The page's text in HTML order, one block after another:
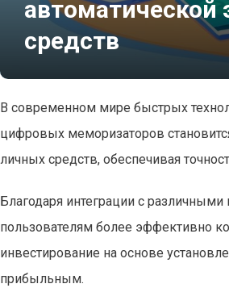
средств
В современном мире быстрых
цифровых меморизаторов
личных средств, обеспечивая
Благодаря интеграции с
пользователям более эффективно
инвестирование на основе
прибыльным.